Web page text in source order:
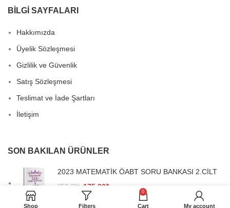
BİLGİ SAYFALARI
Hakkımızda
Üyelik Sözleşmesi
Gizlilik ve Güvenlik
Satış Sözleşmesi
Teslimat ve İade Şartları
İletişim
SON BAKILAN ÜRÜNLER
2023 MATEMATİK ÖABT SORU BANKASI 2.CİLT
350,00₺ Orijinal
fiyat:
175,00₺
Shop Filters
0
Cart My account